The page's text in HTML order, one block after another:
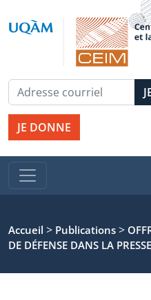
JE DONNE
Accueil > Publications >
DE DÉFENSE DANS LA